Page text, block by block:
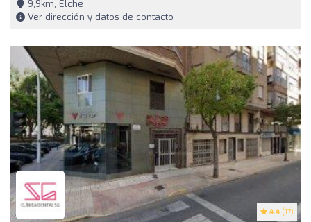
9,9km, Elche
Ver dirección y datos de contacto
4.4 (17)